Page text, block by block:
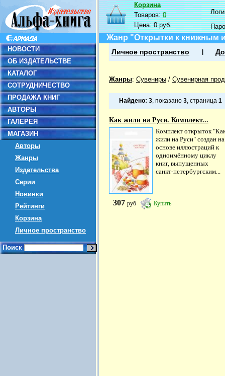
НОВОСТИ
ОБ ИЗДАТЕЛЬСТВЕ
КАТАЛОГ
СОТРУДНИЧЕСТВО
ПРОДАЖА КНИГ
АВТОРЫ
ГАЛЕРЕЯ
МАГАЗИН
Авторы
Жанры
Издательства
Серии
Новинки
Рейтинги
Корзина
Личное пространство
Поиск
Корзина
Товаров:0
Цена:0 руб.
Жанр "Открытки к книжным
Личное пространство
Жанры: Сувениры / Сувенирная
Найдено: 3, показано 3, страница 1
Как жили на Руси. Комплект...
Комплект открыток
жили на Руси" создан на
основе иллюстраций к
одноимённому циклу
книг, выпущенных
санкт-петербургским...
307 руб Купить